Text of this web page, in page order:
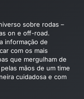
sobre rodas –
on e off-road.
informação de
com os mais
que mergulham de
mãos de um time
cuidadosa e com